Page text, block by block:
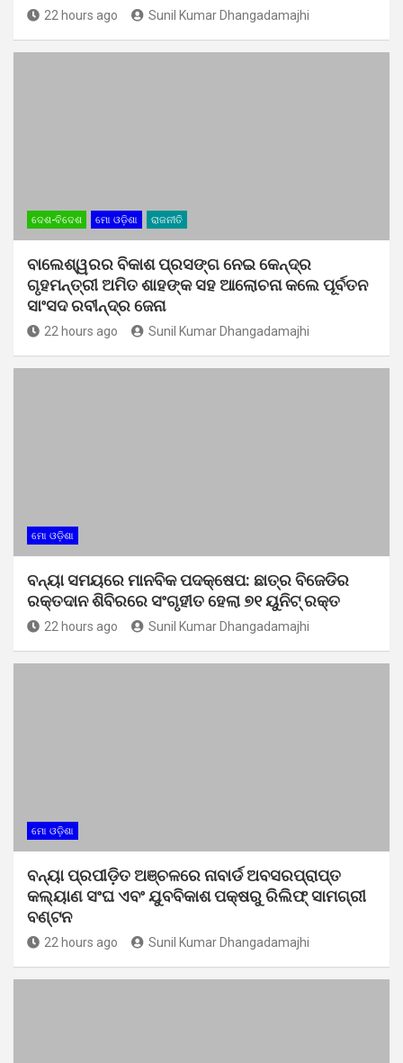
22 hours ago Sunil Kumar Dhangadamajhi
ଦେଶ-ବିଦେଶ ମୋ ଓଡ଼ିଶା ରାଜନୀତି
ବାଲେଶ୍ୱରର ବିକାଶ ପ୍ରସଙ୍ଗ ନେଇ କେନ୍ଦ୍ର
ଗୃହମନ୍ତ୍ରୀ ଅମିତ ଶାହଙ୍କ ସହ ଆଲୋଚନା କଲେ ପୂର୍ବତନ
ସାଂସଦ ରବୀନ୍ଦ୍ର ଜେନା
22 hours ago Sunil Kumar Dhangadamajhi
ମୋ ଓଡ଼ିଶା
ବନ୍ୟା ସମୟରେ ମାନବିକ ପଦକ୍ଷେପ: ଛାତ୍ର ବିଜେଡିର
ରକ୍ତଦାନ ଶିବିରରେ ସଂଗୃହୀତ ହେଲା ୭୧ ୟୁନିଟ୍ ରକ୍ତ
22 hours ago Sunil Kumar Dhangadamajhi
ମୋ ଓଡ଼ିଶା
ବନ୍ୟା ପ୍ରପୀଡ଼ିତ ଅଞ୍ଚଳରେ ନାବାର୍ଡ ଅବସରପ୍ରାପ୍ତ
କଲ୍ୟାଣ ସଂଘ ଏବଂ ଯୁବବିକାଶ ପକ୍ଷରୁ ରିଲିଫ୍ ସାମଗ୍ରୀ
ବଣ୍ଟନ
22 hours ago Sunil Kumar Dhangadamajhi